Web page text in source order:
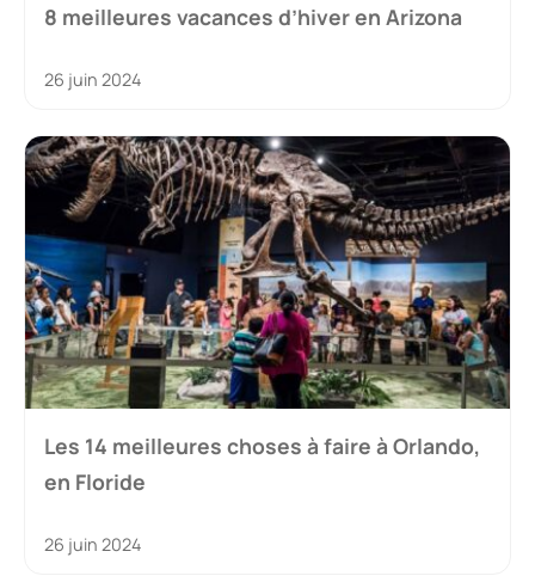
8 meilleures vacances d’hiver en Arizona
26 juin 2024
Les 14 meilleures choses à faire à Orlando,
en Floride
26 juin 2024